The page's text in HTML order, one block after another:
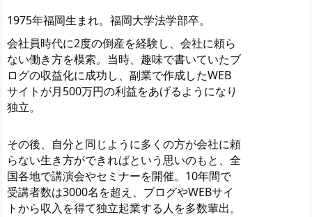
1975年福岡生まれ。福岡大学法学部卒。
会社員時代に2度の倒産を経験し、会社に頼ら
ない働き方を模索。当時、趣味で書いていたブ
ログの収益化に成功し、副業で作成したWEB
サイトが月500万円の利益をあげるようになり
独立。
その後、自分と同じように多くの方が会社に頼
らない生き方ができればという思いのもと、全
国各地で講演会やセミナーを開催。10年間で
受講者数は3000名を超え、ブログやWEBサイ
トから収入を得て独立起業する人を多数輩出。